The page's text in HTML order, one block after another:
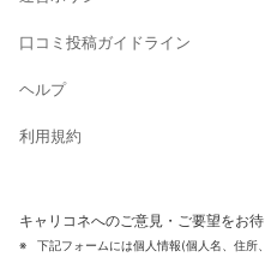
口コミ投稿ガイドライン
ヘルプ
利用規約
キャリコネへのご意見・ご要望をお待
下記フォームには個人情報(個人名、住所